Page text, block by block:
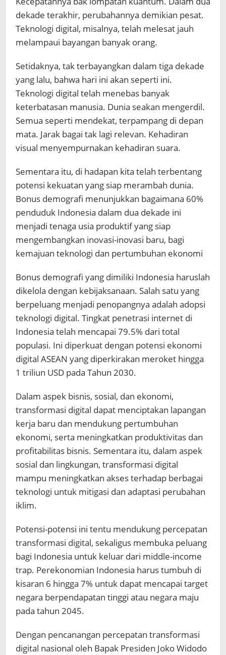
dekade terakhir, perubahannya demikian pesat.
Teknologi digital, misalnya, telah melesat jauh
melampaui bayangan banyak orang.
Setidaknya, tak terbayangkan dalam tiga dekade
yang lalu, bahwa hari ini akan seperti ini.
Teknologi digital telah menebas banyak
keterbatasan manusia. Dunia seakan mengerdil.
Semua seperti mendekat, terpampang di depan
mata. Jarak bagai tak lagi relevan. Kehadiran
visual menyempurnakan kehadiran suara.
Sementara itu, di hadapan kita telah terbentang
potensi kekuatan yang siap merambah dunia.
Bonus demografi menunjukkan bagaimana 60%
penduduk Indonesia dalam dua dekade ini
menjadi tenaga usia produktif yang siap
mengembangkan inovasi-inovasi baru, bagi
kemajuan teknologi dan pertumbuhan ekonomi
Bonus demografi yang dimiliki Indonesia haruslah
dikelola dengan kebijaksanaan. Salah satu yang
berpeluang menjadi penopangnya adalah adopsi
teknologi digital. Tingkat penetrasi internet di
Indonesia telah mencapai 79.5% dari total
populasi. Ini diperkuat dengan potensi ekonomi
digital ASEAN yang diperkirakan meroket hingga
1 triliun USD pada Tahun 2030.
Dalam aspek bisnis, sosial, dan ekonomi,
transformasi digital dapat menciptakan lapangan
kerja baru dan mendukung pertumbuhan
ekonomi, serta meningkatkan produktivitas dan
profitabilitas bisnis. Sementara itu, dalam aspek
sosial dan lingkungan, transformasi digital
mampu meningkatkan akses terhadap berbagai
teknologi untuk mitigasi dan adaptasi perubahan
iklim.
Potensi-potensi ini tentu mendukung percepatan
transformasi digital, sekaligus membuka peluang
bagi Indonesia untuk keluar dari middle-income
trap. Perekonomian Indonesia harus tumbuh di
kisaran 6 hingga 7% untuk dapat mencapai target
negara berpendapatan tinggi atau negara maju
pada tahun 2045.
Dengan pencanangan percepatan transformasi
digital nasional oleh Bapak Presiden Joko Widodo